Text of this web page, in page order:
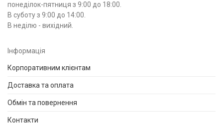
понеділок-пятниця з 9:00 до 18:00.
В суботу з 9:00 до 14:00.
В неділю - вихідний.
Інформація
Корпоративним клієнтам
Доставка та оплата
Обмін та повернення
Контакти